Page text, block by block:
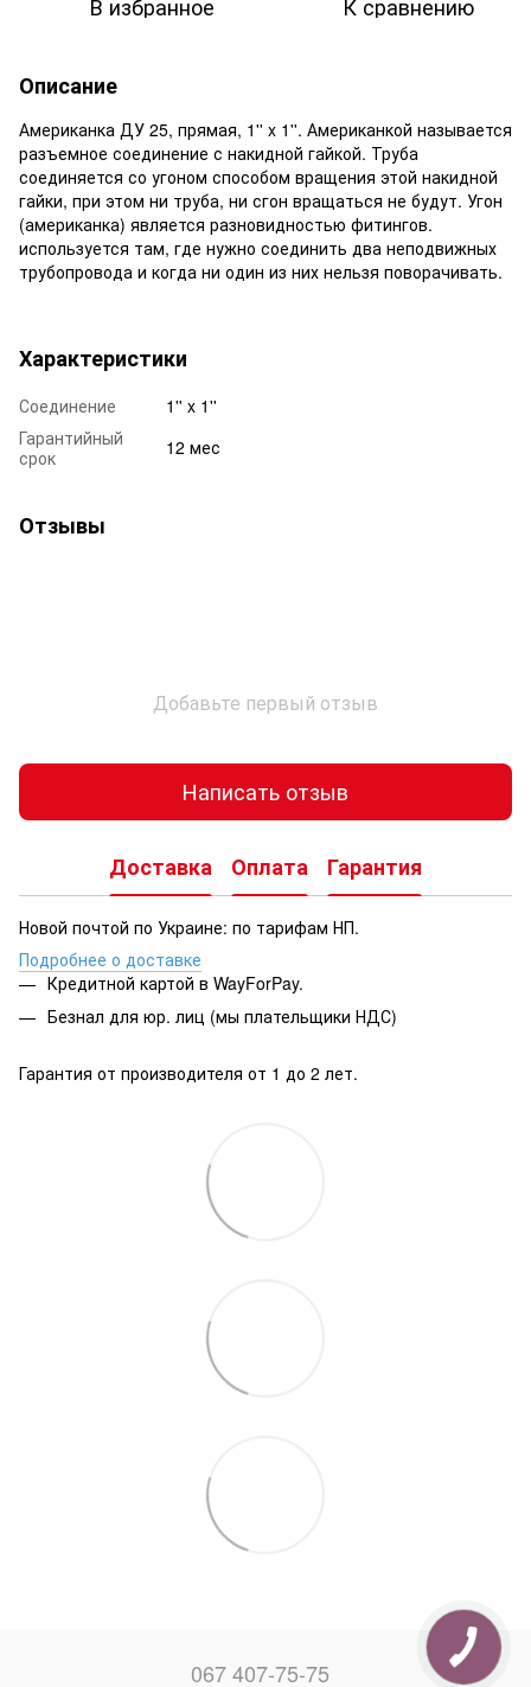
Описание
Американка ДУ 25, прямая, 1'' x 1''. Американкой называется
разъемное соединение с накидной гайкой. Труба
соединяется со угоном способом вращения этой накидной
гайки, при этом ни труба, ни сгон вращаться не будут. Угон
(американка) является разновидностью фитингов.
используется там, где нужно соединить два неподвижных
трубопровода и когда ни один из них нельзя поворачивать.
Характеристики
Соединение
1'' x 1''
Гарантийный
срок
12 мес
Отзывы
Добавьте первый отзыв
Написать отзыв
Доставка Оплата Гарантия
Новой почтой по Украине: по тарифам НП.
Подробнее о доставке
Кредитной картой в WayForPay.
Безнал для юр. лиц (мы плательщики НДС)
Гарантия от производителя от 1 до 2 лет.
067 407-75-75